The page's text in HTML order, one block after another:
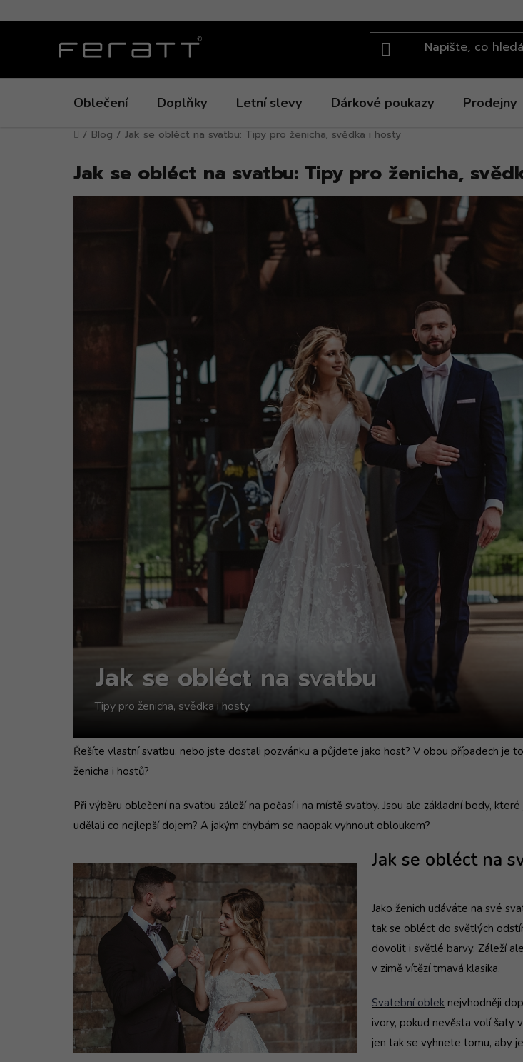
na
Oblečení Doplňky Letní slevy Dárkové poukazy Prodejny
Domů
/ Blog / Jak se obléct na svatbu: Tipy pro ženicha, svědka i hosty
Jak se obléct na svatbu: Tipy pro ženicha,
Jak se obléct na svatbu
Tipy pro ženicha, svědka i hosty
Řešíte vlastní svatbu, nebo jste dostali pozvánku a půjdete jako host? V obou případech je
ženicha i hostů?
Při výběru oblečení na svatbu záleží na počasí i na místě svatby. Jsou ale základní body,
udělali co nejlepší dojem? A jakým chybám se naopak vyhnout obloukem?
Jak se obléct na
Jako ženich udáváte na své
tak se obléct do světlých
dovolit i světlé barvy. Záleží
v zimě vítězí tmavá klasika.
Svatební oblek nejvhodněji
ivory, pokud nevěsta volí šaty
jen tak se vyhnete tomu, aby